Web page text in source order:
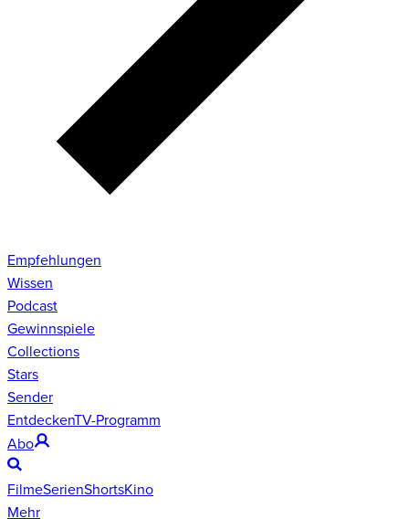
Empfehlungen
Wissen
Podcast
Gewinnspiele
Collections
Stars
Sender
EntdeckenTV-Programm
Abo
FilmeSerienShortsKino
Mehr